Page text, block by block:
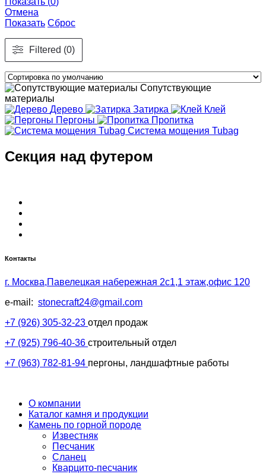
Отмена
Показать Сброс
Filtered (0)
Сопутствующие
материалы
Дерево
Затирка
Клей
Пергоны
Пропитка
Система мощения Tubag
Секция над футером
Контакты
г. Москва,Павелецкая набережная 2с1,1 этаж,офис 120
e-mail: stonecraft24@gmail.com
+7 (926) 305-32-23 отдел продаж
+7 (925) 796-40-36 строительный отдел
+7 (963) 782-81-94 пергоны, ландшафтные работы
О компании
Каталог камня и продукции
Камень по горной породе
Известняк
Песчаник
Сланец
Кварцито-песчаник